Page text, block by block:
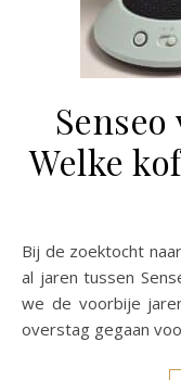
Welke
Bij de zoektocht naar een koffiemachine twijfelden wij echt
al jaren tussen
we de voorbije
overstag gegaan